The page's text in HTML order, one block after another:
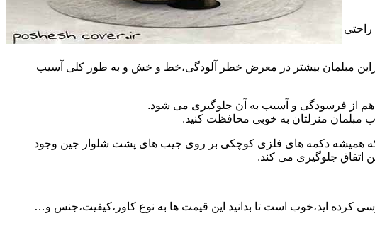
راحتی
مبلمان بیشتر در معرض خطر آلودگی،خط و خش و به طور کلی آسیب
هم از فرسودگی و آسیب به آن جلوگیری می شود.
مبلمان منزلتان به خوبی محافظت کنید.
که همیشه دکمه های فلزی کوچکی بر روی جیب های پشت شلوار جین وجود
اتفاق جلوگیری می کند.
کرده اید،خوب است تا بدانید این قیمت ها به نوع کاور،کیفیت،جنس و…